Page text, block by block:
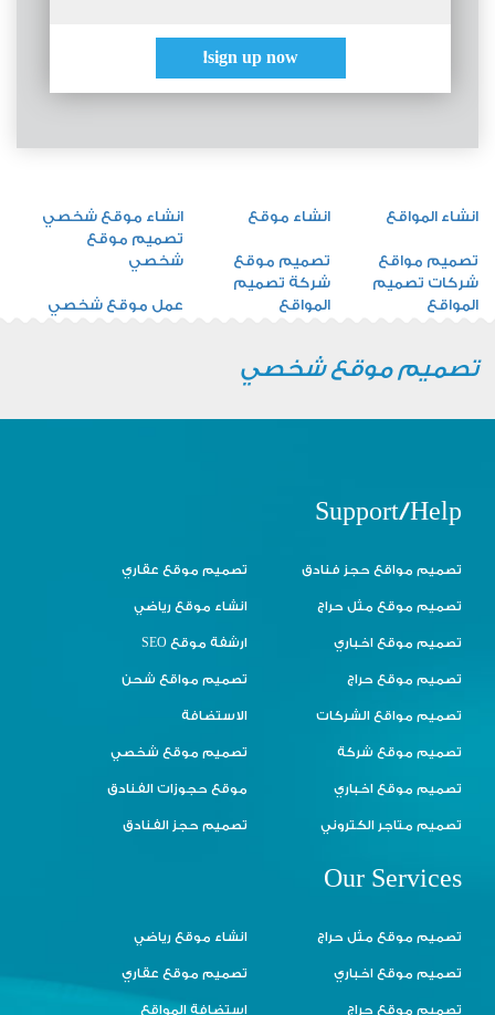
sign up now!
انشاء المواقع انشاء موقع انشاء موقع شخصي
تصميم مواقع تصميم موقع
تصميم موقع
شخصي
شركات تصميم
المواقع
شركة تصميم
المواقع
عمل موقع شخصي
تصميم موقع شخصي
Support/Help
تصميم مواقع حجز فنادق تصميم موقع عقاري
تصميم موقع مثل حراج انشاء موقع رياضي
تصميم موقع اخباري ارشفة موقع SEO
تصميم موقع حراج تصميم مواقع شحن
تصميم مواقع الشركات الاستضافة
تصميم موقع شركة تصميم موقع شخصي
تصميم موقع اخباري موقع حجوزات الفنادق
تصميم متاجر الكتروني تصميم حجز الفنادق
Our Services
تصميم موقع مثل حراج انشاء موقع رياضي
تصميم موقع اخباري تصميم موقع عقاري
تصميم موقع حراج استضافة المواقع